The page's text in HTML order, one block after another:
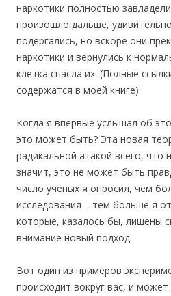
наркотики полностью
произошло дальше,
подергались, но вскоре они
наркотики и вернулись к
клетка спасла их. (Полные
содержатся в моей книге)
Когда я впервые услышал об
это может быть? Эта новая
радикальной атакой всего, что
значит, это не может быть
число ученых я опросил, чем
исследования – тем больше я
которые, казалось бы, лишены
внимание новый подход.
Вот один из примеров
происходит вокруг вас, и